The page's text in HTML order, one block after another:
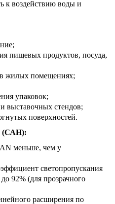
к воздействию воды и
пищевых продуктов, посуда,
жилых помещениях;
упаковок;
выставочных стендов;
поверхностей.
(САН):
меньше, чем у
светопропускания
92% (для прозрачного
расширения по